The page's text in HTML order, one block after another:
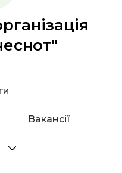
Вакансії